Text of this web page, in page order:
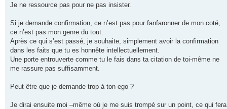
u
Je ne ressource pas pour ne pas insister.
Si je demande confirmation, ce n’est pas pour fanfaronner de mon coté,
ce n’est pas mon genre du tout.
Après ce qui s’est passé, je souhaite, simplement avoir la confirmation
dans les faits que tu es honnête intellectuellement.
Une porte entrouverte comme tu le fais dans ta citation de toi-même ne
me rassure pas suffisamment.
Peut être que je demande trop à ton ego ?
Je dirai ensuite moi –même où je me suis trompé sur un point, ce qui fera